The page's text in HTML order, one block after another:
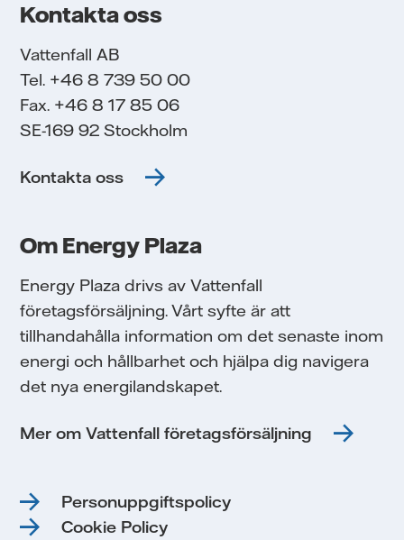
Kontakta oss
Vattenfall AB
Tel. +46 8 739 50 00
Fax. +46 8 17 85 06
SE-169 92 Stockholm
Kontakta oss
Om Energy Plaza
Energy Plaza drivs av Vattenfall
företagsförsäljning. Vårt syfte är att
tillhandahålla information om det senaste inom
energi och hållbarhet och hjälpa dig navigera
det nya energilandskapet.
Mer om Vattenfall företagsförsäljning
Personuppgiftspolicy
Cookie Policy